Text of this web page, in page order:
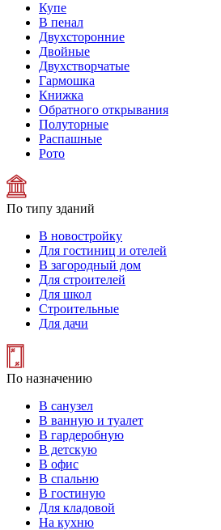
Купе
В пенал
Двухсторонние
Двойные
Двухстворчатые
Гармошка
Книжка
Обратного открывания
Полуторные
Распашные
Рото
По типу зданий
В новостройку
Для гостиниц и отелей
В загородный дом
Для строителей
Для школ
Строительные
Для дачи
По назначению
В санузел
В ванную и туалет
В гардеробную
В детскую
В офис
В спальню
В гостиную
Для кладовой
На кухню